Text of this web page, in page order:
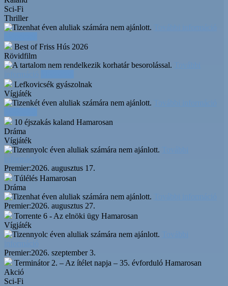
Sci-Fi
Thriller
Best of Friss Hús 2026
Rövidfilm
Lefkovicsék gyászolnak
Vígjáték
10 éjszakás kaland Hamarosan
Dráma
Vígjáték
Premier:2026. augusztus 17.
Túlélés Hamarosan
Dráma
Premier:2026. augusztus 27.
Torrente 6 - Az elnöki ügy Hamarosan
Vígjáték
Premier:2026. szeptember 3.
Terminátor 2. – Az ítélet napja – 35. évforduló Hamarosan
Akció
Sci-Fi